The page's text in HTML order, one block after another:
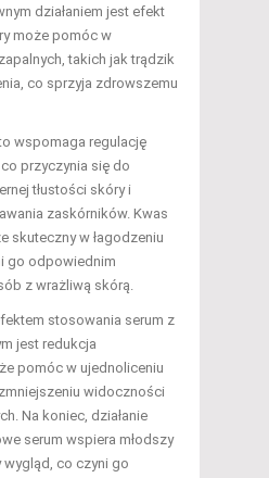
działaniem jest efekt
może pomóc w
takich jak trądzik
co sprzyja zdrowszemu
wspomaga regulację
przyczynia się do
tłustości skóry i
zaskórników. Kwas
skuteczny w łagodzeniu
go odpowiednim
z wrażliwą skórą.
stosowania serum z
jest redukcja
pomóc w ujednoliceniu
widoczności
Na koniec, działanie
serum wspiera młodszy
co czyni go